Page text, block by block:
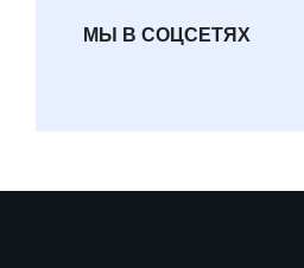
МЫ В СОЦСЕТЯХ